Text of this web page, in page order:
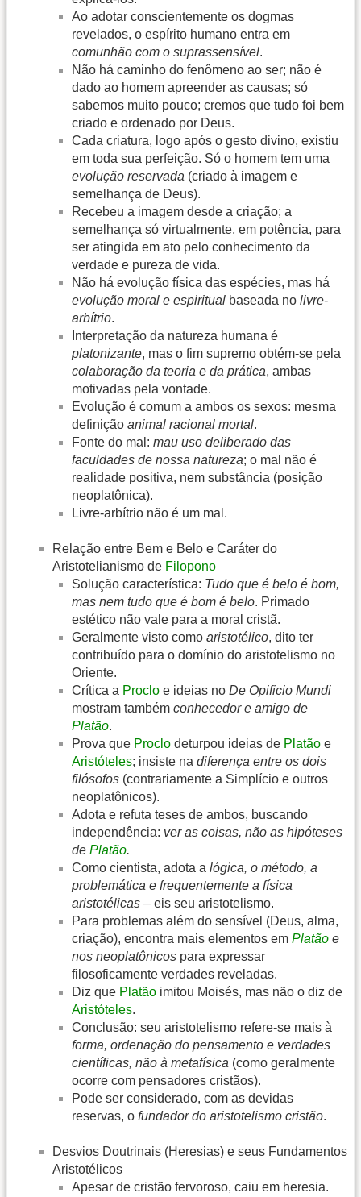
Ao adotar conscientemente os dogmas
revelados, o espírito humano entra em
comunhão com o suprassensível.
Não há caminho do fenômeno ao ser; não é
dado ao homem apreender as causas; só
sabemos muito pouco; cremos que tudo foi bem
criado e ordenado por Deus.
Cada criatura, logo após o gesto divino, existiu
em toda sua perfeição. Só o homem tem uma
evolução reservada (criado à imagem e
semelhança de Deus).
Recebeu a imagem desde a criação; a
semelhança só virtualmente, em potência, para
ser atingida em ato pelo conhecimento da
verdade e pureza de vida.
Não há evolução física das espécies, mas há
evolução moral e espiritual baseada no livre-
arbítrio.
Interpretação da natureza humana é
platonizante, mas o fim supremo obtém-se pela
colaboração da teoria e da prática, ambas
motivadas pela vontade.
Evolução é comum a ambos os sexos: mesma
definição animal racional mortal.
Fonte do mal: mau uso deliberado das
faculdades de nossa natureza; o mal não é
realidade positiva, nem substância (posição
neoplatônica).
Livre-arbítrio não é um mal.
Relação entre Bem e Belo e Caráter do
Aristotelianismo de Filopono
Solução característica: Tudo que é belo é bom,
mas nem tudo que é bom é belo. Primado
estético não vale para a moral cristã.
Geralmente visto como aristotélico, dito ter
contribuído para o domínio do aristotelismo no
Oriente.
Crítica a Proclo e ideias no De Opificio Mundi
mostram também conhecedor e amigo de
Platão.
Prova que Proclo deturpou ideias de Platão e
Aristóteles; insiste na diferença entre os dois
filósofos (contrariamente a Simplício e outros
neoplatônicos).
Adota e refuta teses de ambos, buscando
independência: ver as coisas, não as hipóteses
de Platão.
Como cientista, adota a lógica, o método, a
problemática e frequentemente a física
aristotélicas – eis seu aristotelismo.
Para problemas além do sensível (Deus, alma,
criação), encontra mais elementos em Platão e
nos neoplatônicos para expressar
filosoficamente verdades reveladas.
Diz que Platão imitou Moisés, mas não o diz de
Aristóteles.
Conclusão: seu aristotelismo refere-se mais à
forma, ordenação do pensamento e verdades
científicas, não à metafísica (como geralmente
ocorre com pensadores cristãos).
Pode ser considerado, com as devidas
reservas, o fundador do aristotelismo cristão.
Desvios Doutrinais (Heresias) e seus Fundamentos
Aristotélicos
Apesar de cristão fervoroso, caiu em heresia.